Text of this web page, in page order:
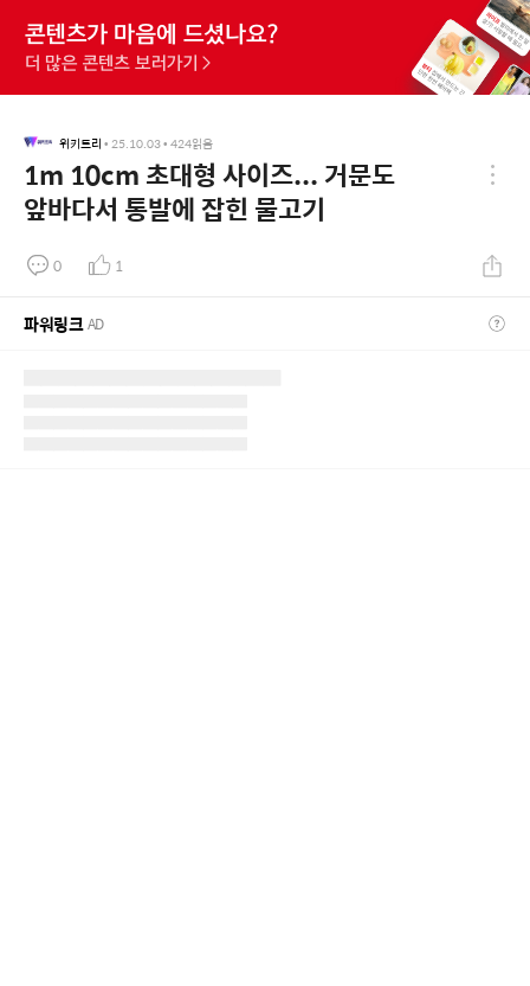
위키트리 • 25.10.03• 424읽음
1m 10cm 초대형 사이즈... 거문도
앞바다서 통발에 잡힌 물고기
0 1
파워링크AD